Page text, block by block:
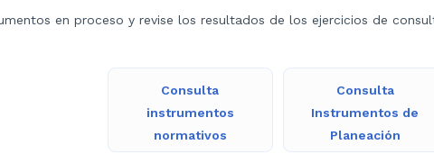
en proceso y revise los resultados de los ejercicios de
Consulta
instrumentos
normativos
Consulta
Instrumentos de
Planeación